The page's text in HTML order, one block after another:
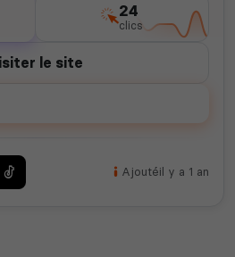
24
clics
le site
Ajoutéil y a 1 an